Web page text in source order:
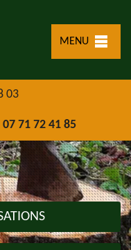
MENU
03
07 71 72 41 85